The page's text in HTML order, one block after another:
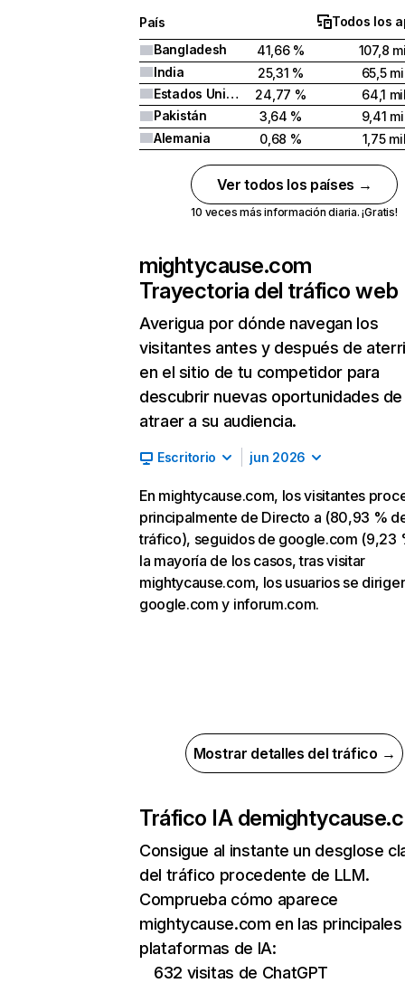
País
Todos los
Bangladesh
41,66 %
107,8
India
25,31 %
65,5
Estados Unidos
24,77 %
64,1
Pakistán
3,64 %
9,41
Alemania
0,68 % 1,75
Ver todos los países →
10 veces más información diaria. ¡Gratis!
mightycause.com
Trayectoria del tráfico web
Averigua por dónde navegan los
visitantes antes y después de
en el sitio de tu competidor para
descubrir nuevas oportunidades de
atraer a su audiencia.
Escritorio jun 2026
En mightycause.com, los visitantes
principalmente de Directo a (80,93 %
tráfico), seguidos de google.com (9,23
la mayoría de los casos, tras visitar
mightycause.com, los usuarios se
google.com y inforum.com.
Mostrar detalles del tráfico →
Tráfico IA de
Consigue al instante un desglose
del tráfico procedente de LLM.
Comprueba cómo aparece
mightycause.com en las principales
plataformas de IA:
632 visitas de ChatGPT